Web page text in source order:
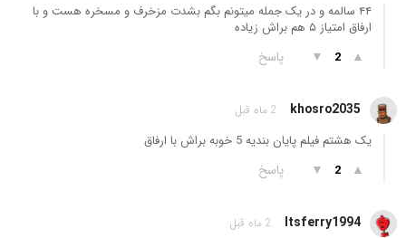
۴۴ سالمه و در یک جمله میتونم بگم بشدت مزخرف و مسخره هست و با
ارفاق امتیاز ۵ هم براش زیاده
▲
2
▼ پاسخ
khosro2035 2 ماه قبل
یک هشتم فیلم پایان بندیه 5 خوبه براش با ارفاق
▲
2
▼ پاسخ
Itsferry1994 2 ماه قبل